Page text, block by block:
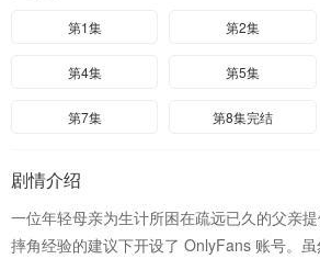
第1集 第2集
第4集 第5集
第7集 第8集完结
剧情介绍
一位年轻母亲为生计所困在疏远已久的父亲
摔角经验的建议下开设了 OnlyFans 账号。